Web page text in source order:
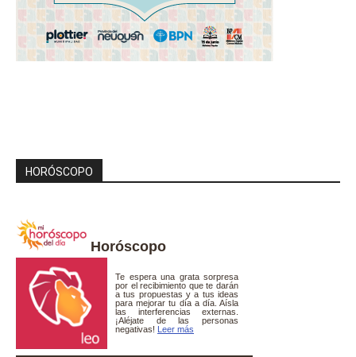
HORÓSCOPO
Horóscopo